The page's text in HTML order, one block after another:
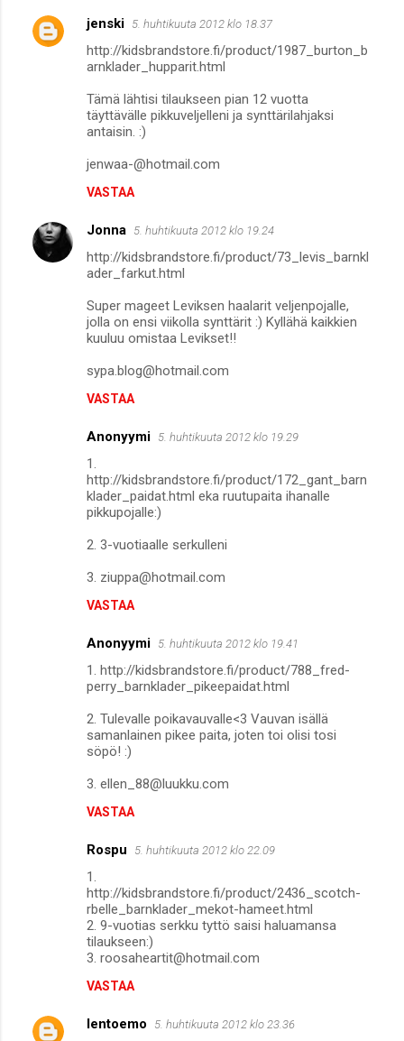
jenski 5. huhtikuuta 2012 klo 18.37
http://kidsbrandstore.fi/product/1987_burton_b
arnklader_hupparit.html
Tämä lähtisi tilaukseen pian 12 vuotta
täyttävälle pikkuveljelleni ja synttärilahjaksi
antaisin. :)
jenwaa-@hotmail.com
VASTAA
Jonna 5. huhtikuuta 2012 klo 19.24
http://kidsbrandstore.fi/product/73_levis_barnkl
ader_farkut.html
Super mageet Leviksen haalarit veljenpojalle,
jolla on ensi viikolla synttärit :) Kyllähä kaikkien
kuuluu omistaa Levikset!!
sypa.blog@hotmail.com
VASTAA
Anonyymi 5. huhtikuuta 2012 klo 19.29
1.
http://kidsbrandstore.fi/product/172_gant_barn
klader_paidat.html eka ruutupaita ihanalle
pikkupojalle:)
2. 3-vuotiaalle serkulleni
3. ziuppa@hotmail.com
VASTAA
Anonyymi 5. huhtikuuta 2012 klo 19.41
1. http://kidsbrandstore.fi/product/788_fred-
perry_barnklader_pikeepaidat.html
2. Tulevalle poikavauvalle<3 Vauvan isällä
samanlainen pikee paita, joten toi olisi tosi
söpö! :)
3. ellen_88@luukku.com
VASTAA
Rospu 5. huhtikuuta 2012 klo 22.09
1.
http://kidsbrandstore.fi/product/2436_scotch-
rbelle_barnklader_mekot-hameet.html
2. 9-vuotias serkku tyttö saisi haluamansa
tilaukseen:)
3. roosaheartit@hotmail.com
VASTAA
lentoemo 5. huhtikuuta 2012 klo 23.36